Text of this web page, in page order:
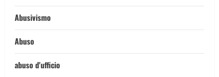
Abusivismo
Abuso
abuso d'ufficio